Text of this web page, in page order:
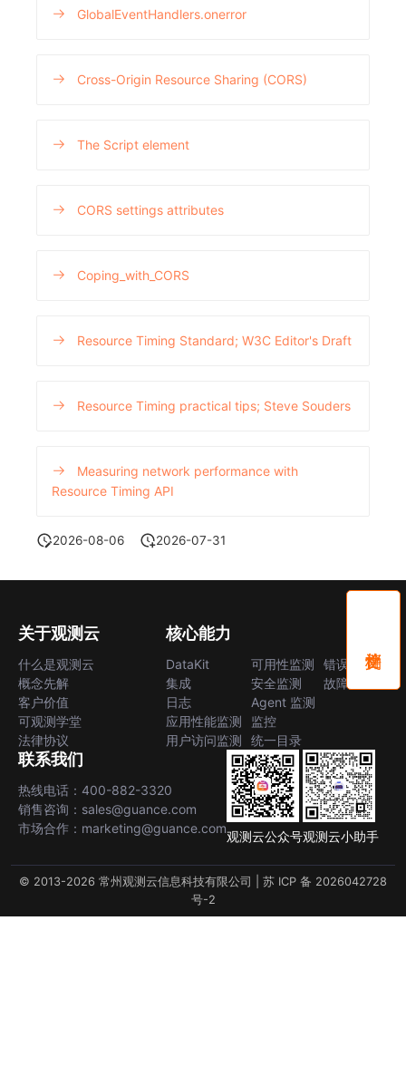
GlobalEventHandlers.onerror
Cross-Origin Resource Sharing (CORS)
The Script element
CORS settings attributes
Coping_with_CORS
Resource Timing Standard; W3C Editor's Draft
Resource Timing practical tips; Steve Souders
Measuring network performance with
Resource Timing API
2026-08-06 2026-07-31
关于观测云
什么是观测云
概念先解
客户价值
可观测学堂
法律协议
核心能力
DataKit
集成
日志
应用性能监测
用户访问监测
可用性监测
安全监测
Agent 监测
监控
统一目录
错误中心
故障中心
联系我们
热线电话：400-882-3320
销售咨询：sales@guance.com
市场合作：marketing@guance.com
观测云公众号观测云小助手
© 2013-2026 常州观测云信息科技有限公司 | 苏 ICP 备 2026042728
号-2